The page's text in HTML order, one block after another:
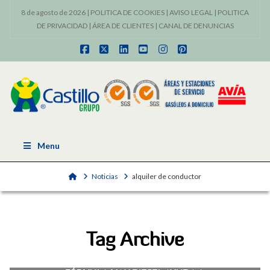
8 de agosto de 2026 | POLITICA DE COOKIES | AVISO LEGAL | POLITICA
DE PRIVACIDAD| ÁREA DE CLIENTES| CANAL DE DENUNCIAS
Facebook
X LinkedInYouTubeInstagram
Pinterest
Menu
HomeNoticias alquiler de conductor
Tag Archive